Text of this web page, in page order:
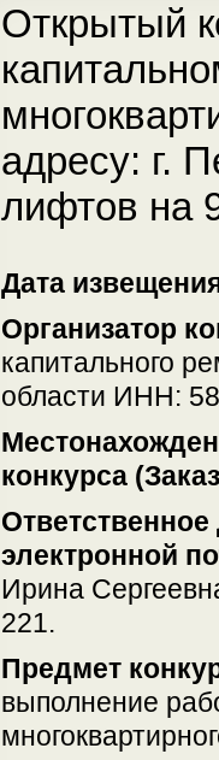
Открытый
адресу: г.
лифтов на
Дата
Организатор
капитального
области ИНН:
конкурса
электронной
Ирина
221.
Предмет
выполнение